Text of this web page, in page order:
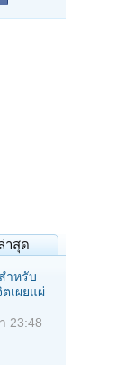
าสุด
ำหรับ
เผยแผ่
23:48